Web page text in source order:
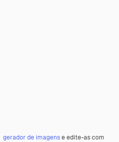
gerador de imagense edite-as com